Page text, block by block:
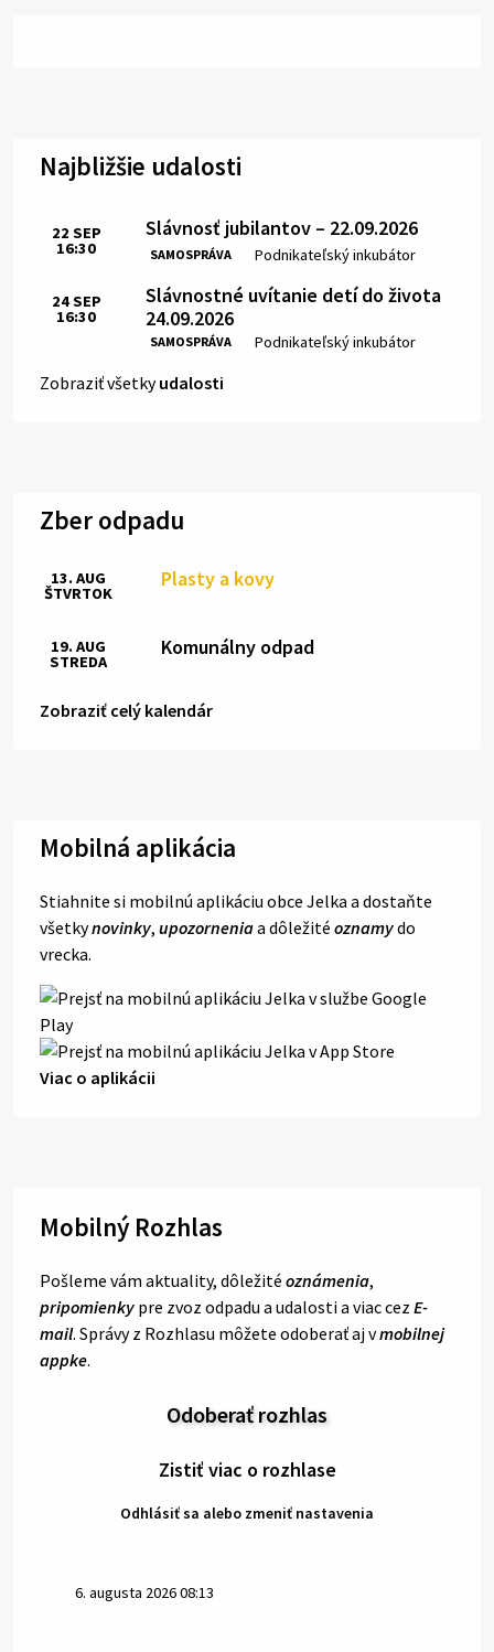
Najbližšie udalosti
Slávnosť jubilantov – 22.09.2026
SAMOSPRÁVA Miesto:
Podnikateľský inkubátor
Čas:
22 SEP
16:30
Slávnostné uvítanie detí do života
24.09.2026
SAMOSPRÁVA Miesto:
Podnikateľský inkubátor
Čas:
24SEP
16:30
Zobraziť všetkyudalosti
Zber odpadu
Plasty a kovy
13. AUG
ŠTVRTOK
Komunálny odpad
19. AUG
STREDA
Zobraziť celý kalendár
Mobilná aplikácia
Stiahnite si mobilnú aplikáciu obce Jelka a dostaňte
všetkynovinky, upozorneniaa dôležité oznamydo
vrecka.
Viac o aplikácii
Mobilný Rozhlas
Pošleme vám aktuality, dôležité oznámenia,
pripomienky pre zvoz odpadu a udalosti a viac cez E-
mail. Správy z Rozhlasu môžete odoberať aj vmobilnej
appke.
Odoberať rozhlas
Zistiť viac o rozhlase
Odhlásiť sa alebo zmeniť nastavenia
6. augusta 2026 08:13